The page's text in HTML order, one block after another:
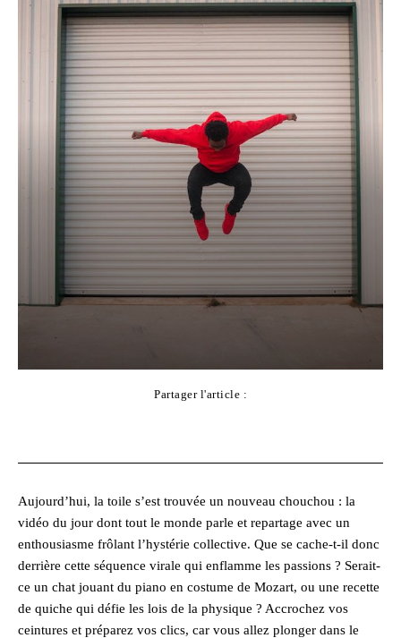
Partager l'article :
Aujourd’hui, la toile s’est trouvée un nouveau chouchou : la
vidéo du jour dont tout le monde parle et repartage avec un
enthousiasme frôlant l’hystérie collective. Que se cache-t-il donc
derrière cette séquence virale qui enflamme les passions ? Serait-
ce un chat jouant du piano en costume de Mozart, ou une recette
de quiche qui défie les lois de la physique ? Accrochez vos
ceintures et préparez vos clics, car vous allez plonger dans le